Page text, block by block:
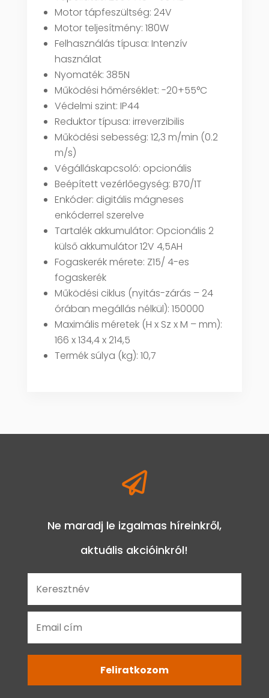
Motor tápfeszültség: 24V
Motor teljesítmény: 180W
Felhasználás típusa: Intenzív
használat
Nyomaték: 385N
Működési hőmérséklet: -20+55°C
Védelmi szint: IP44
Reduktor típusa: irreverzibilis
Működési sebesség: 12,3 m/min (0.2
m/s)
Végálláskapcsoló: opcionális
Beépített vezérlőegység: B70/1T
Enkóder: digitális mágneses
enkóderrel szerelve
Tartalék akkumulátor: Opcionális 2
külső akkumulátor 12V 4,5AH
Fogaskerék mérete: Z15/ 4-es
fogaskerék
Működési ciklus (nyitás-zárás – 24
órában megállás nélkül): 150000
Maximális méretek (H x Sz x M – mm):
166 x 134,4 x 214,5
Termék súlya (kg): 10,7

Ne maradj le izgalmas híreinkről,
aktuális akcióinkról!
Feliratkozom